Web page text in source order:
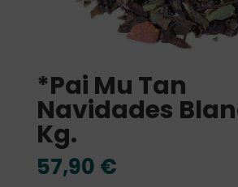
*Pai Mu Tan
Navidades
Kg.
57,90 €